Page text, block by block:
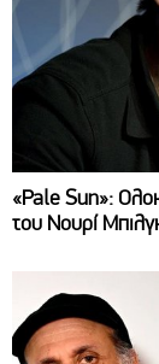
«Pale Sun»:
του Νουρί